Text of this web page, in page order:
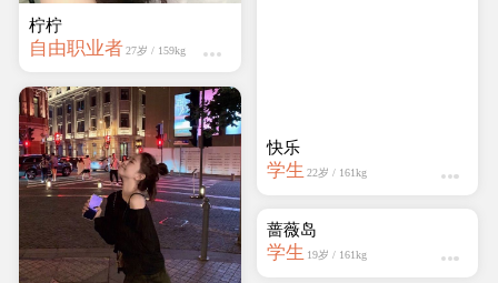
柠柠
自由职业者 27岁 / 159kg
万梦娜